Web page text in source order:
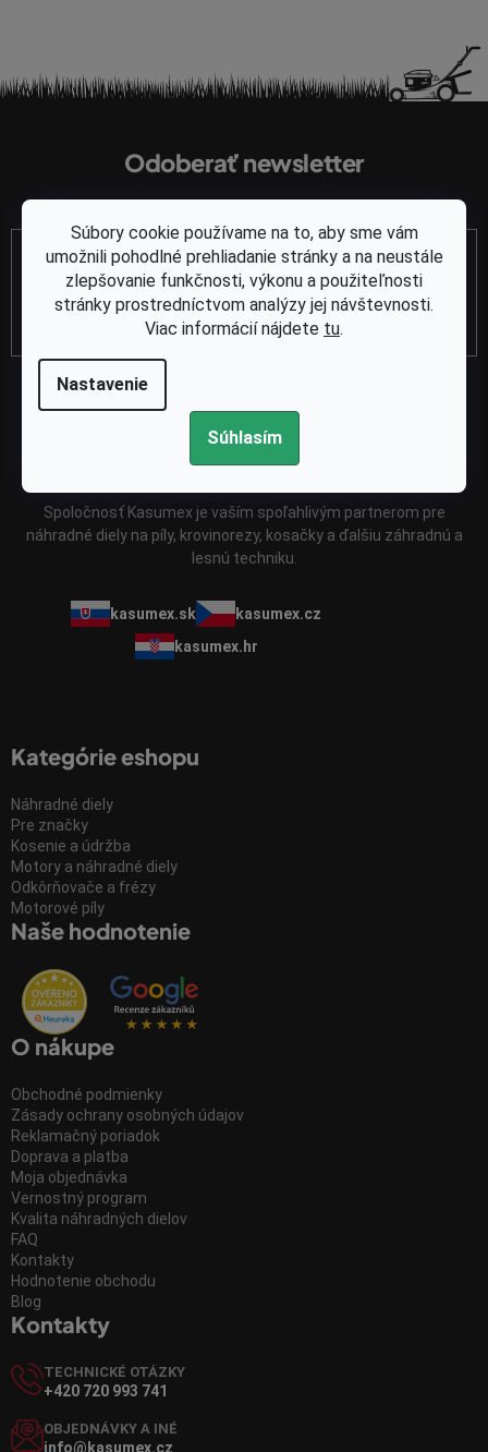
Súbory cookie používame na to, aby sme vám
umožnili pohodlné prehliadanie stránky a na neustále
zlepšovanie funkčnosti, výkonu a použiteľnosti
stránky prostredníctvom analýzy jej návštevnosti.
Viac informácií nájdete tu.
Nastavenie
Súhlasím
ä
t
Spoločnosť Kasumex je vaším spoľahlivým partnerom pre
náhradné diely na píly, krovinorezy, kosačky a ďalšiu záhradnú a
lesnú techniku.
kasumex.sk
kasumex.cz
kasumex.hr
Kategórie eshopu
Náhradné diely
Pre značky
Kosenie a údržba
Motory a náhradné diely
Odkôrňovače a frézy
Motorové píly
Naše hodnotenie
O nákupe
Obchodné podmienky
Zásady ochrany osobných údajov
Reklamačný poriadok
Doprava a platba
Moja objednávka
Vernostný program
Kvalita náhradných dielov
FAQ
Kontakty
Hodnotenie obchodu
Blog
Kontakty
TECHNICKÉ OTÁZKY
+420 720 993 741
OBJEDNÁVKY A INÉ
info@kasumex.cz
Odoberať newsletter
produktoch na našom e-shope.
PRIHLÁSIŤ SA